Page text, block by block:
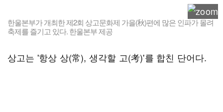
한울본부가 개최한 제2회 상고문화제 가을(秋)편에 많은 인파가 몰려
축제를 즐기고 있다. 한울본부 제공
상고는 '항상 상(常), 생각할 고(考)'를 합친 단어다.